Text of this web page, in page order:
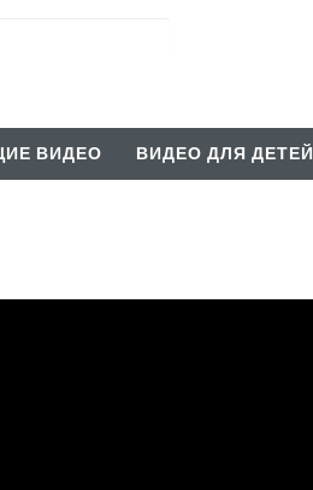
ВИДЕО ВИДЕО ДЛЯ ДЕТЕЙ